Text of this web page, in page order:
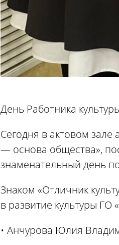
День Работника
Сегодня в актовом
— основа общества»,
знаменательный день
Знаком «Отличник
в развитие культуры ГО
• Анчурова Юлия